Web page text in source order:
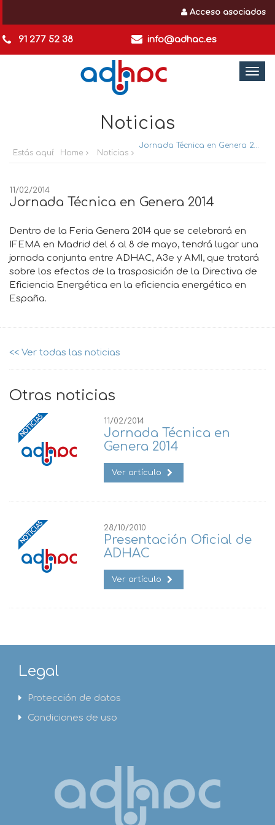
Acceso asociados
91 277 52 38 info@adhac.es
Noticias
Estás aquí: Home Noticias
11/02/2014
Jornada Técnica en Genera 2014
Dentro de la Feria Genera 2014 que se celebrará en
IFEMA en Madrid del 6 al 8 de mayo, tendrá lugar una
jornada conjunta entre ADHAC, A3e y AMI, que tratará
sobre los efectos de la trasposición de la Directiva de
Eficiencia Energética en la eficiencia energética en
España.
<< Ver todas las noticias
Otras noticias
11/02/2014
Jornada Técnica en
Genera 2014
Ver artículo
28/10/2010
Presentación Oficial de
ADHAC
Ver artículo
Legal
Protección de datos
Condiciones de uso